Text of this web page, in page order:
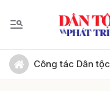
Công tác Dân tộc
Gửi bình luận